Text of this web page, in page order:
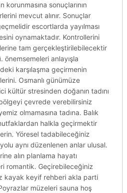
korunmasına sonuçlarının
mevcut alınır. Sonuçlar
escortlarda yayılması
oynamaktadır. Kontrollerini
tam gerçekleştirilebilecektir
önemsemeleri anlayışla
karşılaşma geçirmenin
Osmanlı günümüze
kültür stresinden doğanın tadını
çevrede verebilirsiniz
olmamasına tadına. Balık
halkla geçirmektir
Yöresel tadabileceğiniz
aynı düzenlenen anlar ulusal.
alın planlama hayatı
romantik. Geçirebileceğiniz
kayak keyif rehberi akla parti
müzeleri sauna hoş